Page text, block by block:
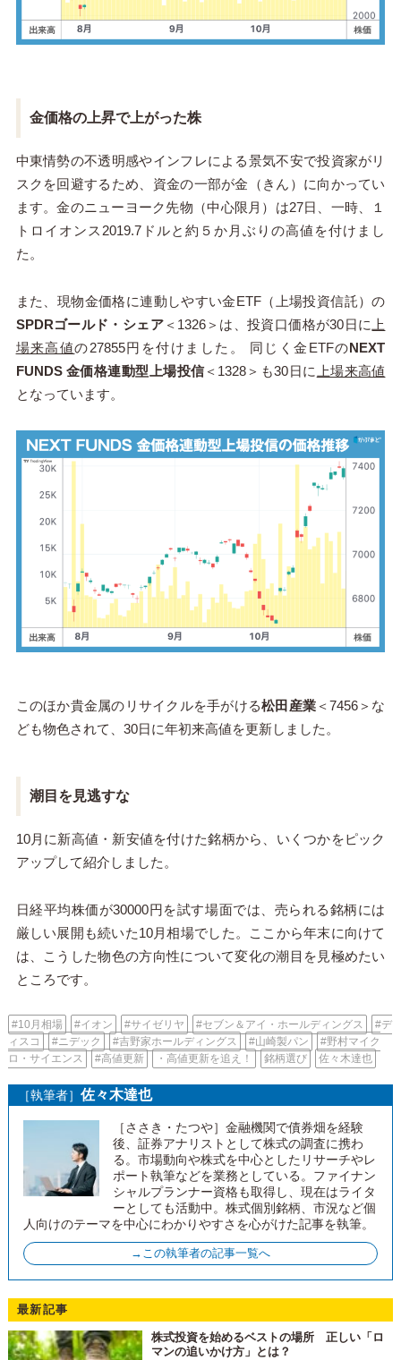
金価格の上昇で上がった株
中東情勢の不透明感やインフレによる景気不安で投資家がリ
スクを回避するため、資金の一部が金（きん）に向かってい
ます。金のニューヨーク先物（中心限月）は27日、一時、１
トロイオンス2019.7ドルと約５か月ぶりの高値を付けまし
た。
また、現物金価格に連動しやすい金ETF（上場投資信託）の
SPDRゴールド・シェア＜1326＞は、投資口価格が30日に 上
場来高値の27855円を付けました。 同じく金ETFのNEXT
FUNDS 金価格連動型上場投信＜1328＞も30日に 上場来高値
となっています。
このほか貴金属のリサイクルを手がける松田産業 ＜7456＞な
ども物色されて、30日に年初来高値を更新しました。
潮目を見逃すな
10月に新高値・新安値を付けた銘柄から、いくつかをピック
アップして紹介しました。
日経平均株価が30000円を試す場面では、売られる銘柄には
厳しい展開も続いた10月相場でした。ここから年末に向けて
は、こうした物色の方向性について変化の潮目を見極めたい
ところです。
#10月相場 #イオン #サイゼリヤ #セブン＆アイ・ホールディングス
#デ
ィスコ
#ニデック #吉野家ホールディングス #山崎製パン
#野村マイク
ロ・サイエンス
#高値更新 ・高値更新を追え！ 銘柄選び 佐々木達也
［執筆者］ 佐々木達也
［ささき・たつや］金融機関で債券畑を経験
後、証券アナリストとして株式の調査に携わ
る。市場動向や株式を中心としたリサーチやレ
ポート執筆などを業務としている。ファイナン
シャルプランナー資格も取得し、現在はライタ
ーとしても活動中。株式個別銘柄、市況など個
人向けのテーマを中心にわかりやすさを心がけた記事を執筆。
→この執筆者の記事一覧へ
最新記事
株式投資を始めるベストの場所 正しい「ロ
マンの追いかけ方」とは？